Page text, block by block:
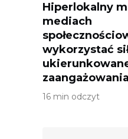
Hiperlokalny
mediach
wykorzystać
zaangażowania
16 min odczyt